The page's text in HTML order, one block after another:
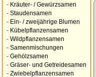
- Kräuter- / Gewürzsamen
- Staudensamen
- Ein- / zweijährige Blumen
- Kübelpflanzensamen
- Wildpflanzensamen
- Samenmischungen
- Gehölzsamen
- Gräser- und Getreidesamen
- Zwiebelpflanzensamen